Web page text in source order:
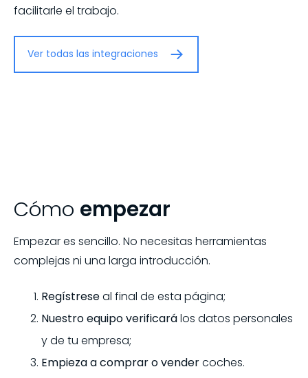
facilitarle el trabajo.
Ver todas las integraciones
Cómo empezar
Empezar es sencillo. No necesitas herramientas
complejas ni una larga introducción.
Regístreseal final de esta página;
Nuestro equipo verificarálos datos personales
y de tu empresa;
Empieza a comprar o vendercoches.